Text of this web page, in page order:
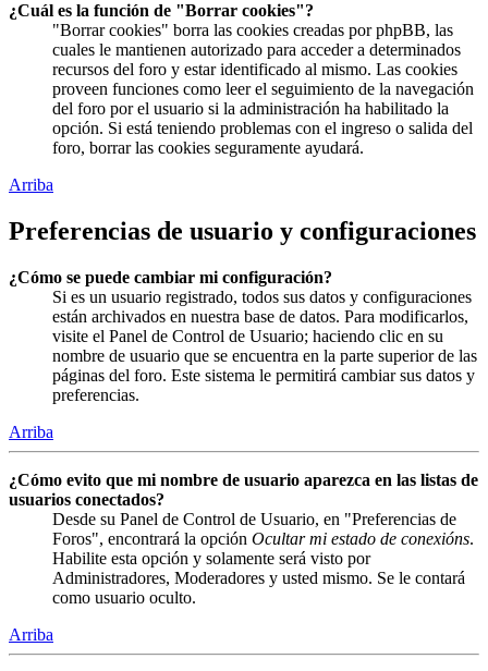
¿Cuál es la función de "Borrar cookies"?
"Borrar cookies" borra las cookies creadas por phpBB, las
cuales le mantienen autorizado para acceder a determinados
recursos del foro y estar identificado al mismo. Las cookies
proveen funciones como leer el seguimiento de la navegación
del foro por el usuario si la administración ha habilitado la
opción. Si está teniendo problemas con el ingreso o salida del
foro, borrar las cookies seguramente ayudará.
Arriba
Preferencias de usuario y configuraciones
¿Cómo se puede cambiar mi configuración?
Si es un usuario registrado, todos sus datos y configuraciones
están archivados en nuestra base de datos. Para modificarlos,
visite el Panel de Control de Usuario; haciendo clic en su
nombre de usuario que se encuentra en la parte superior de las
páginas del foro. Este sistema le permitirá cambiar sus datos y
preferencias.
Arriba
¿Cómo evito que mi nombre de usuario aparezca en las listas de
usuarios conectados?
Desde su Panel de Control de Usuario, en "Preferencias de
Foros", encontrará la opción Ocultar mi estado de conexións.
Habilite esta opción y solamente será visto por
Administradores, Moderadores y usted mismo. Se le contará
como usuario oculto.
Arriba